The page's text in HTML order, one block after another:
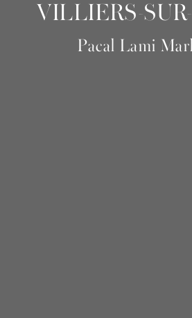
VILLIERS-
Pacal Lami